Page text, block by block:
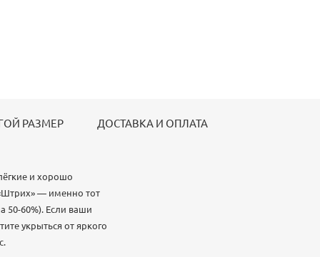
РАЗМЕР ДОСТАВКА И ОПЛАТА
и хорошо
— именно тот
50-60%). Если ваши
укрыться от яркого